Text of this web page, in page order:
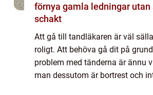
förnya gamla ledningar utan
schakt
Att gå till tandläkaren är väl
roligt. Att behöva gå dit på
problem med tänderna är ännu
man dessutom är bortrest och